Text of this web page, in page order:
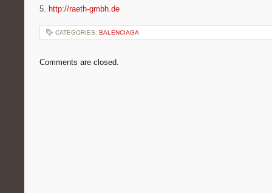
5. http://raeth-gmbh.de
CATEGORIES: BALENCIAGA
Comments are closed.